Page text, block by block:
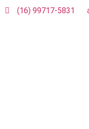
(16) 99717-5831